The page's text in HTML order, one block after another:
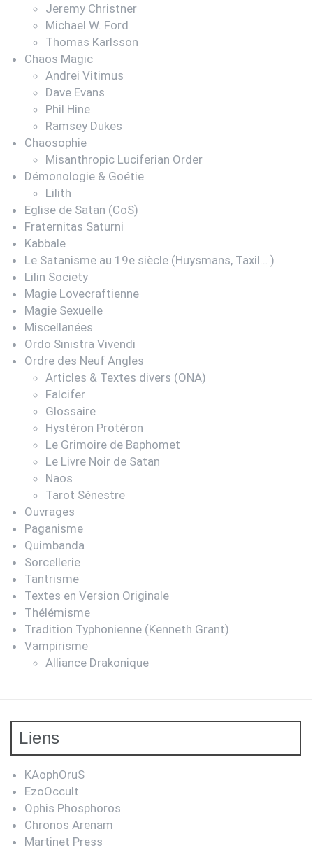
Jeremy Christner
Michael W. Ford
Thomas Karlsson
Chaos Magic
Andrei Vitimus
Dave Evans
Phil Hine
Ramsey Dukes
Chaosophie
Misanthropic Luciferian Order
Démonologie & Goétie
Lilith
Eglise de Satan (CoS)
Fraternitas Saturni
Kabbale
Le Satanisme au 19e siècle (Huysmans, Taxil… )
Lilin Society
Magie Lovecraftienne
Magie Sexuelle
Miscellanées
Ordo Sinistra Vivendi
Ordre des Neuf Angles
Articles & Textes divers (ONA)
Falcifer
Glossaire
Hystéron Protéron
Le Grimoire de Baphomet
Le Livre Noir de Satan
Naos
Tarot Sénestre
Ouvrages
Paganisme
Quimbanda
Sorcellerie
Tantrisme
Textes en Version Originale
Thélémisme
Tradition Typhonienne (Kenneth Grant)
Vampirisme
Alliance Drakonique
Liens
KAophOruS
EzoOccult
Ophis Phosphoros
Chronos Arenam
Martinet Press